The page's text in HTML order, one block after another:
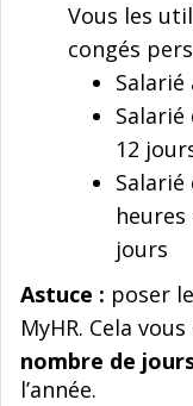
Vous les
congés
12
jours
Astuce : poser
MyHR. Cela
nombre de
l’année.